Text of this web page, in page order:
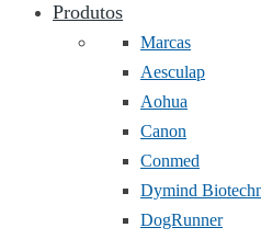
Produtos
Marcas
Aesculap
Aohua
Canon
Conmed
Dymind
DogRunner